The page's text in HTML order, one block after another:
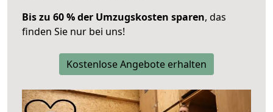
Bis zu 60 % der Umzugskosten sparen, das
finden Sie nur bei uns!
Kostenlose Angebote erhalten